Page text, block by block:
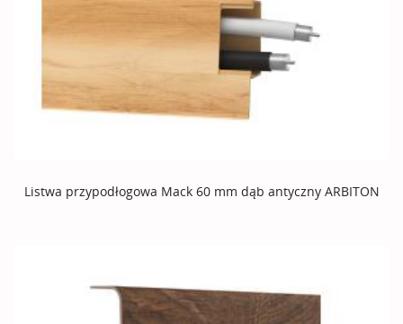
Listwa przypodłogowa Mack 60 mm dąb antyczny ARBITON